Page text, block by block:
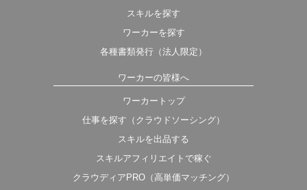
スキルを探す
ワーカーを探す
各種書類発行（法人限定）
ワーカーの皆様へ
ワーカートップ
仕事を探す（クラウドソーシング）
スキルを出品する
スキルアフィリエイトで稼ぐ
クラウディアPRO（高単価マッチング）